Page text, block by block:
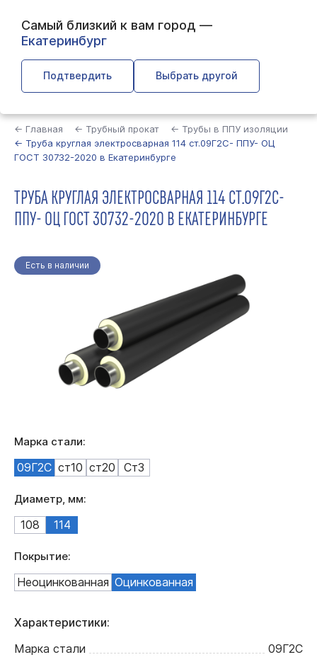
Самый близкий к вам город —
Екатеринбург
Подтвердить Выбрать другой
← Главная ← Трубный прокат
← Трубы в ППУ изоляции
← Труба круглая электросварная 114 ст.09Г2С- ППУ- ОЦ
ГОСТ 30732-2020 в Екатеринбурге
ТРУБА КРУГЛАЯ ЭЛЕКТРОСВАРНАЯ 114 СТ.09Г2С-
ППУ- ОЦ ГОСТ 30732-2020 В ЕКАТЕРИНБУРГЕ
Есть в наличии
Марка стали:
09Г2С ст10 ст20 Ст3
Диаметр, мм:
108 114
Покрытие:
Неоцинкованная Оцинкованная
Характеристики:
Марка стали
09Г2С